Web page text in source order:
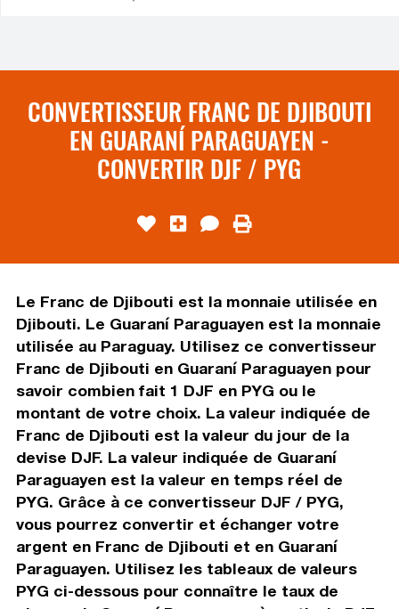
CONVERTISSEUR FRANC DE DJIBOUTI
EN GUARANÍ PARAGUAYEN -
CONVERTIR DJF / PYG
Le Franc de Djibouti est la monnaie utilisée en
Djibouti. Le Guaraní Paraguayen est la monnaie
utilisée au Paraguay. Utilisez ce convertisseur
Franc de Djibouti en Guaraní Paraguayen pour
savoir combien fait 1 DJF en PYG ou le
montant de votre choix. La valeur indiquée de
Franc de Djibouti est la valeur du jour de la
devise DJF. La valeur indiquée de Guaraní
Paraguayen est la valeur en temps réel de
PYG. Grâce à ce convertisseur DJF / PYG,
vous pourrez convertir et échanger votre
argent en Franc de Djibouti et en Guaraní
Paraguayen. Utilisez les tableaux de valeurs
PYG ci-dessous pour connaître le taux de